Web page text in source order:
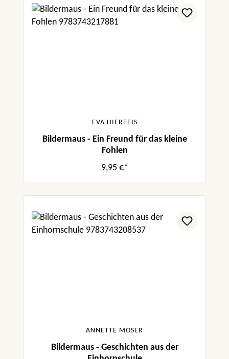
EVA HIERTEIS
Bildermaus - Ein Freund für das kleine
Fohlen
9,95 €*
ANNETTE MOSER
Bildermaus - Geschichten aus der